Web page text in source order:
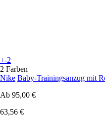
+-2
2 Farben
Nike Baby-Trainingsanzug mit
Ab 95,00 €
63,56 €